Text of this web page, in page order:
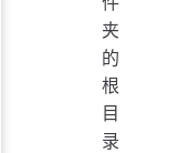
夹
的
根
目
录